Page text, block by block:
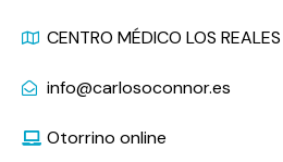
CENTRO MÉDICO LOS REALES
info@carlosoconnor.es
Otorrino online